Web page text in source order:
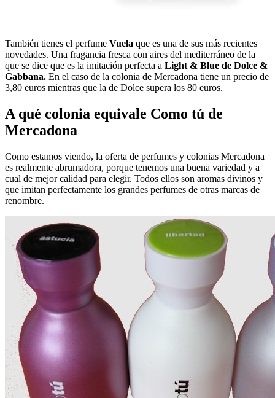
También tienes el perfume Vuela que es una de sus más recientes
novedades. Una fragancia fresca con aires del mediterráneo de la
que se dice que es la imitación perfecta a Light & Blue de Dolce &
Gabbana. En el caso de la colonia de Mercadona tiene un precio de
3,80 euros mientras que la de Dolce supera los 80 euros.
A qué colonia equivale Como tú de
Mercadona
Como estamos viendo, la oferta de perfumes y colonias Mercadona
es realmente abrumadora, porque tenemos una buena variedad y a
cual de mejor calidad para elegir. Todos ellos son aromas divinos y
que imitan perfectamente los grandes perfumes de otras marcas de
renombre.